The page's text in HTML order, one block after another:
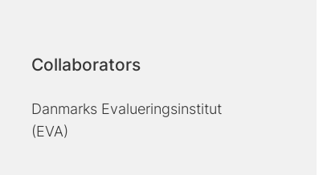
Collaborators
Danmarks Evalueringsinstitut
(EVA)